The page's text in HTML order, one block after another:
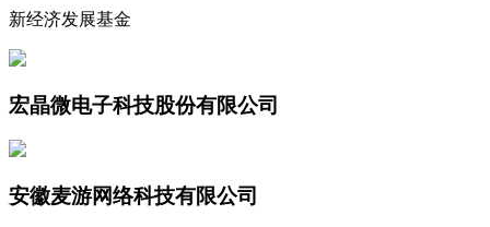
新经济发展基金
宏晶微电子科技股份有限公司
安徽麦游网络科技有限公司